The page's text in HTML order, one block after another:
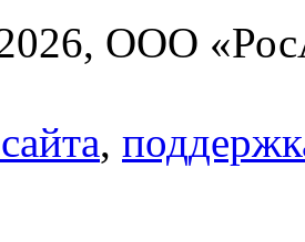
ООО
,